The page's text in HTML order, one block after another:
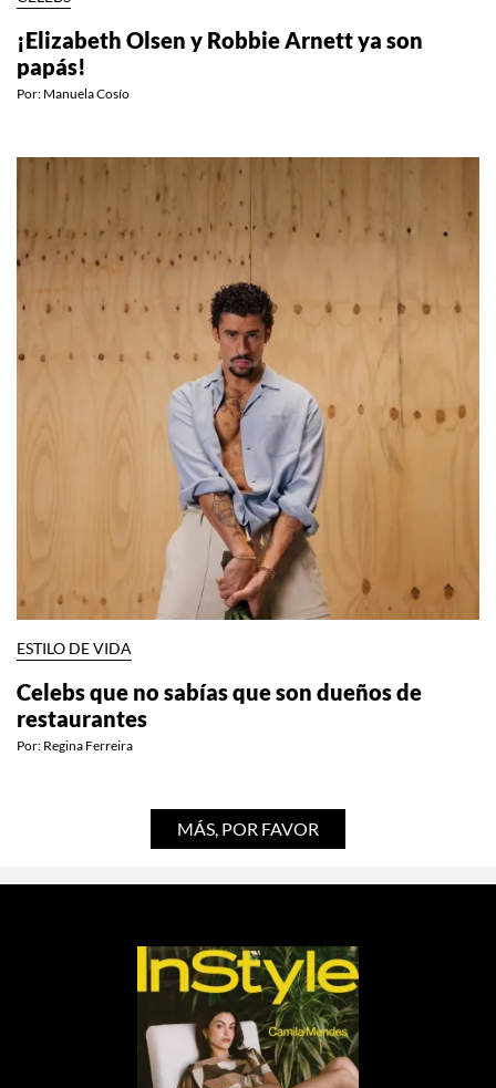
¡Elizabeth Olsen y Robbie Arnett ya son
papás!
Por: Manuela Cosío
ESTILO DE VIDA
Celebs que no sabías que son dueños de
restaurantes
Por: Regina Ferreira
MÁS, POR FAVOR